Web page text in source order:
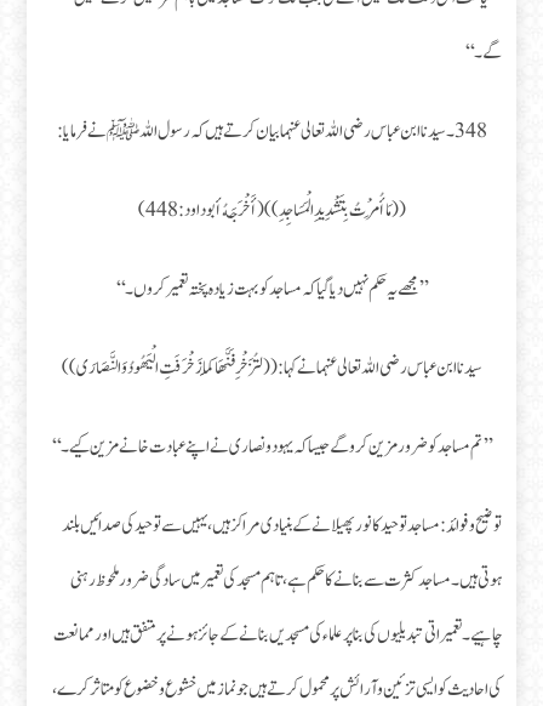
گے۔‘‘
348۔سیدنا ابن عباس رضی اللہ تعالی عنہما بیان کرتے ہیں کہ رسول اللہﷺ نے فرمایا:
((مَا أُمِرْتُ بِتَشْدِيدِ الْمَسَاجِدِ)) (أَخْرَجَهُ أبو داود: 448)
’’مجھے یہ حکم نہیں دیا گیا کہ مساجد کو بہت زیادہ پختہ تعمیر کروں۔ ‘‘
سیدنا ابن عباس رضی اللہ تعالی عنہما نے کہا: ((لتُزَ خْرِ فَنَّهَا كَمَا زَخْرَفَتِ الْيَهُودُ وَالنَّصَارَى))
’’تم مساجد کو ضرور مزین کرو گے جیسا کہ یہود و نصاری نے اپنے عبادت خانے مزین کیے۔‘‘
توضیح و فوائد: مساجد توحید کا نور پھیلانے کے بنیادی مراکز ہیں، یہیں سے توحید کی صدائیں بلند
ہوتی ہیں۔ مساجد کثرت سے بنانے کا حکم ہے، تاہم مسجد کی تعمیر میں سادگی ضرور ملحوظ رہنی
چاہیے۔ تعمیراتی تبدیلیوں کی بنا پر علماء کی مسجدیں بنانے کے جائز ہونے پر متفق ہیں اور ممانعت
کی احادیث کو ایسی تزئین و آرائش پر محمول کرتے ہیں جو نماز میں خشوع و خضوع کو متاثر کرے،